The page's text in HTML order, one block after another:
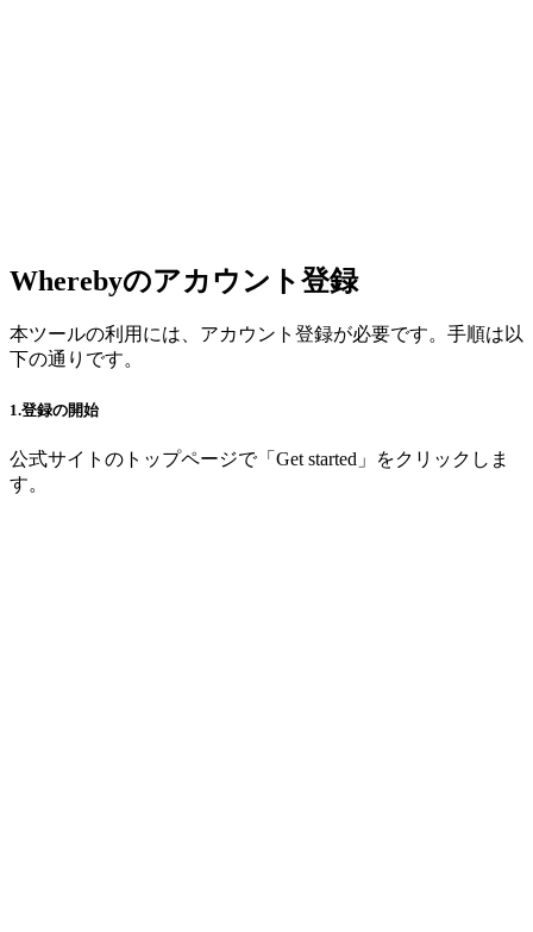
Wherebyのアカウント登録
本ツールの利用には、アカウント登録が必要です。手順は以
下の通りです。
1.登録の開始
公式サイトのトップページで「Get started」をクリックしま
す。